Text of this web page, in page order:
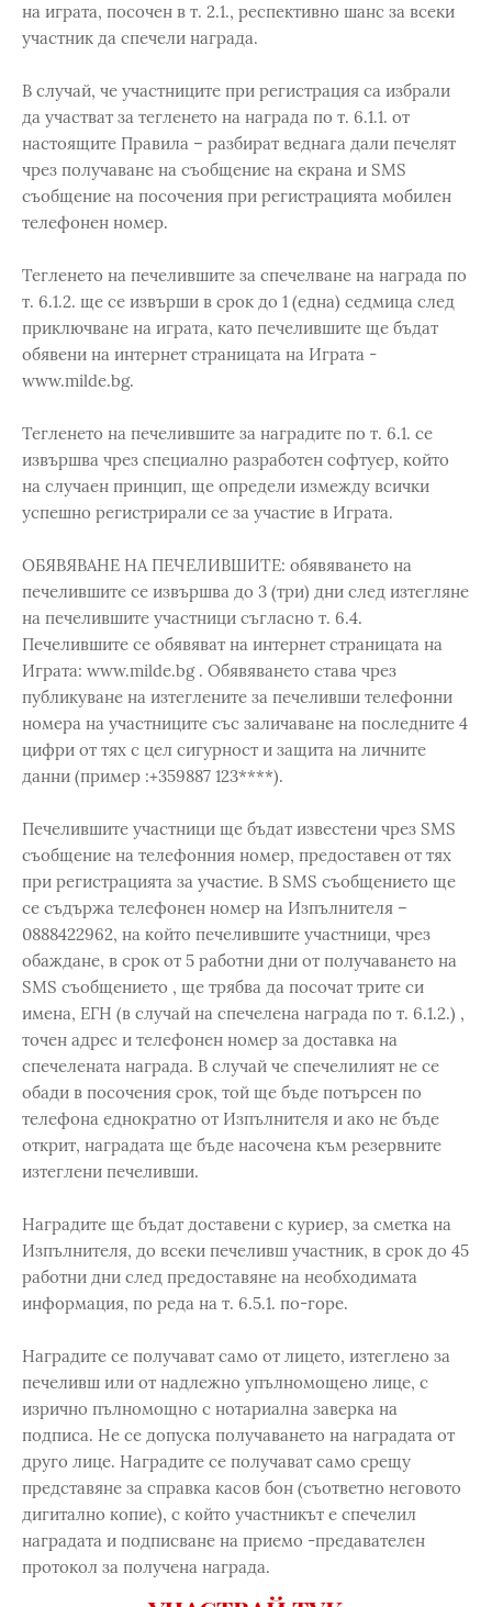
на играта, посочен в т. 2.1., респективно шанс за всеки
участник да спечели награда.
В случай, че участниците при регистрация са избрали
да участват за тегленето на награда по т. 6.1.1. от
настоящите Правила – разбират веднага дали печелят
чрез получаване на съобщение на екрана и SMS
съобщение на посочения при регистрацията мобилен
телефонен номер.
Тегленето на печелившите за спечелване на награда по
т. 6.1.2. ще се извърши в срок до 1 (една) седмица след
приключване на играта, като печелившите ще бъдат
обявени на интернет страницата на Играта -
www.milde.bg.
Тегленето на печелившите за наградите по т. 6.1. се
извършва чрез специално разработен софтуер, който
на случаен принцип, ще определи измежду всички
успешно регистрирали се за участие в Играта.
ОБЯВЯВАНЕ НА ПЕЧЕЛИВШИТЕ: обявяването на
печелившите се извършва до 3 (три) дни след изтегляне
на печелившите участници съгласно т. 6.4.
Печелившите се обявяват на интернет страницата на
Играта: www.milde.bg . Обявяването става чрез
публикуване на изтеглените за печеливши телефонни
номера на участниците със заличаване на последните 4
цифри от тях с цел сигурност и защита на личните
данни (пример :+359887 123****).
Печелившите участници ще бъдат известени чрез SMS
съобщение на телефонния номер, предоставен от тях
при регистрацията за участие. В SMS съобщението ще
се съдържа телефонен номер на Изпълнителя –
0888422962, на който печелившите участници, чрез
обаждане, в срок от 5 работни дни от получаването на
SMS съобщението , ще трябва да посочат трите си
имена, ЕГН (в случай на спечелена награда по т. 6.1.2.) ,
точен адрес и телефонен номер за доставка на
спечелената награда. В случай че спечелилият не се
обади в посочения срок, той ще бъде потърсен по
телефона еднократно от Изпълнителя и ако не бъде
открит, наградата ще бъде насочена към резервните
изтеглени печеливши.
Наградите ще бъдат доставени с куриер, за сметка на
Изпълнителя, до всеки печеливш участник, в срок до 45
работни дни след предоставяне на необходимата
информация, по реда на т. 6.5.1. по-горе.
Наградите се получават само от лицето, изтеглено за
печеливш или от надлежно упълномощено лице, с
изрично пълномощно с нотариална заверка на
подписа. Не се допуска получаването на наградата от
друго лице. Наградите се получават само срещу
представяне за справка касов бон (съответно неговото
дигитално копие), с който участникът е спечелил
наградата и подписване на приемо -предавателен
протокол за получена награда.